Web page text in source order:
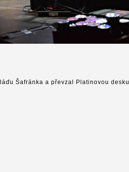
Šafránka a převzal Platinovou desku